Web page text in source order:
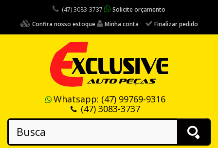
(47) 3083-3737
Solicite orçamento
Confira nosso estoque
Minha conta Finalizar pedido
Whatsapp: (47) 99769-9316
(47) 3083-3737